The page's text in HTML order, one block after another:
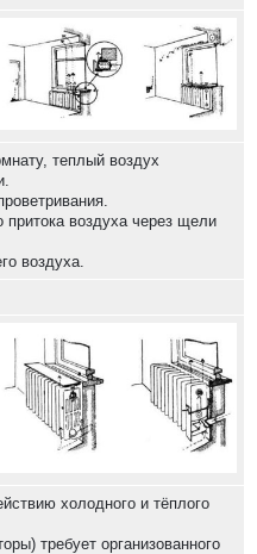
теплый воздух
воздуха через щели
воздуха.
холодного и тёплого
требует организованного